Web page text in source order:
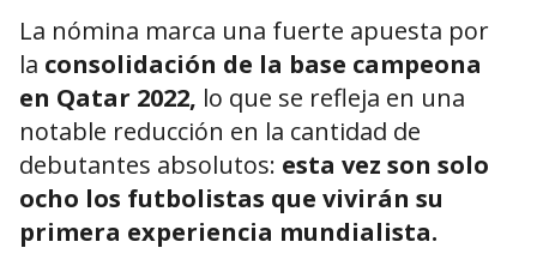
La nómina marca una fuerte apuesta por
la consolidación de la base campeona
en Qatar 2022, lo que se refleja en una
notable reducción en la cantidad de
debutantes absolutos: esta vez son solo
ocho los futbolistas que vivirán su
primera experiencia mundialista.